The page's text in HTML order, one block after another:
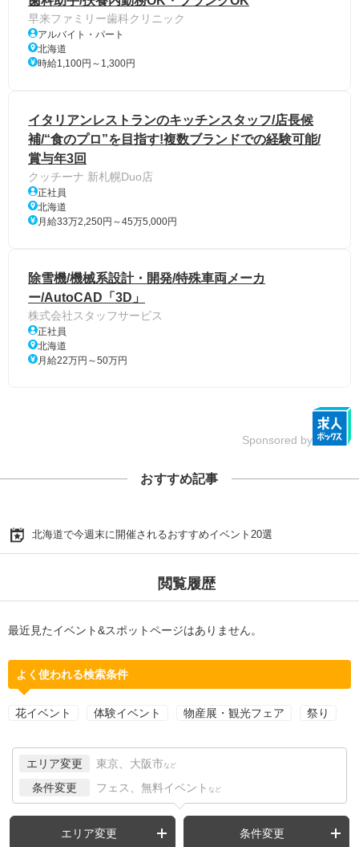
早来ファミリー歯科クリニック
アルバイト・パート
北海道
時給1,100円～1,300円
イタリアンレストランのキッチンスタッフ/店長候
補/“食のプロ”を目指す!複数ブランドでの経験可能/
賞与年3回
クッチーナ 新札幌Duo店
正社員
北海道
月給33万2,250円～45万5,000円
除雪機/機械系設計・開発/特殊車両メーカ
ー/AutoCAD「3D」
株式会社スタッフサービス
正社員
北海道
月給22万円～50万円
Sponsored by
おすすめ記事
北海道で今週末に開催されるおすすめイベント20選
閲覧履歴
最近見たイベント&スポットページはありません。
よく使われる検索条件
花イベント 体験イベント 物産展・観光フェア 祭り
エリア変更 東京、大阪市 など
条件変更 フェス、無料イベント など
エリア変更 条件変更